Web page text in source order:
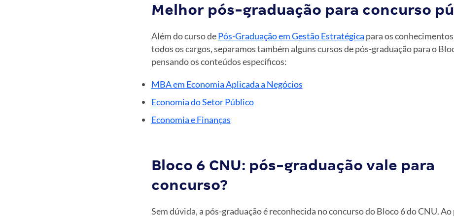
Melhor pós-graduação para concurso
Além do curso dePós-Graduação em Gestão Estratégica para os
todos os cargos, separamos também alguns cursos de pós-graduação para o
pensando os conteúdos específicos:
MBA em Economia Aplicada a Negócios
Economia do Setor Público
Economia e Finanças
Bloco 6 CNU: pós-graduação vale para
concurso?
Sem dúvida, a pós-graduação é reconhecida no concurso do Bloco 6 do CNU.